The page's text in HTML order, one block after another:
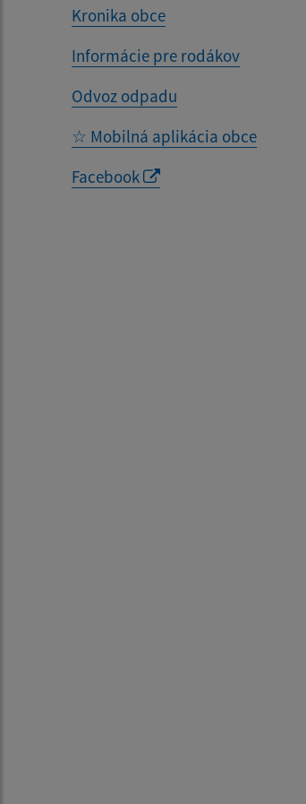
Kronika obce
Informácie pre rodákov
Odvoz odpadu
☆ Mobilná aplikácia obce
Facebook